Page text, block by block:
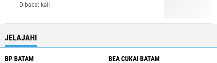
Dibaca: kali
JELAJAHI
BP BATAM BEA CUKAI BATAM